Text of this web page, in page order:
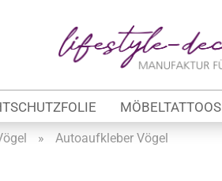
MÖBELTATTOOS
»
Autoaufkleber Vögel